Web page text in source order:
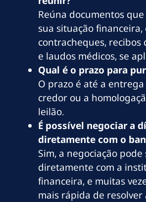
Reúna documentos
sua situação financeira,
contracheques, recibos
e laudos médicos, se
Qual é o prazo para
O prazo é até a
credor ou a
leilão.
É possível negociar a
diretamente com o
Sim, a negociação pode
diretamente com a
financeira, e muitas
mais rápida de resolver